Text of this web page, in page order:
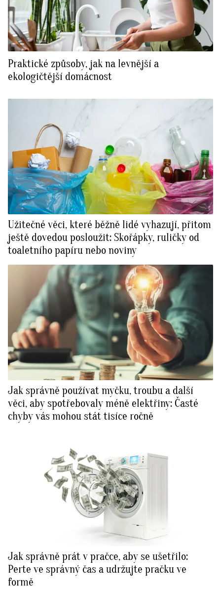
Praktické způsoby, jak na levnější a
ekologičtější domácnost
Užitečné věci, které běžně lidé vyhazují, přitom
ještě dovedou posloužit: Skořápky, ruličky od
toaletního papíru nebo noviny
Jak správně používat myčku, troubu a další
věci, aby spotřebovaly méně elektřiny: Časté
chyby vás mohou stát tisíce ročně
Jak správně prát v pračce, aby se ušetřilo:
Perte ve správný čas a udržujte pračku ve
formě